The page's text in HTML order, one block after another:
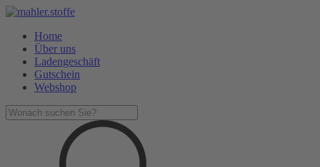
Home
Über uns
Ladengeschäft
Gutschein
Webshop